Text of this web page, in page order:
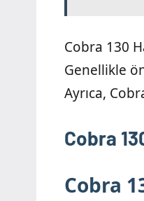
Cobra 130
Genellikle
Ayrıca,
Cobra
Cobra